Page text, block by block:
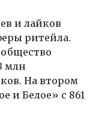
и лайков
ритейла.
млн
На втором
и Белое» с 861